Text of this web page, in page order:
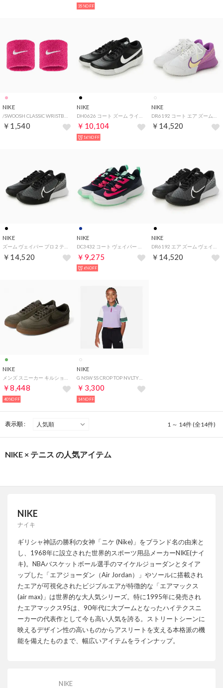
35%OFF
NIKE
￥1,540
NIKE
￥10,104
16%OFF
NIKE
￥14,520
NIKE
￥14,520
NIKE
￥9,275
6%OFF
NIKE
￥14,520
NIKE
￥8,448
40%OFF
NIKE
￥3,300
14%OFF
表示順 : 1 ～ 14件 (全14件)
NIKE × テニス の人気アイテム
NIKE
ナイキ
ギリシャ神話の勝利の女神「ニケ (Nike)」をブランド名の由来と
し、1968年に設立された世界的スポーツ用品メーカーNIKE(ナイ
キ)。NBAバスケットボール選手のマイケルジョーダンとタイア
ップした「エアジョーダン（Air Jordan）」やソールに搭載され
たエアが可視化されたビジブルエアが特徴的な「エアマックス
(air max)」は世界的な大人気シリーズ。特に1995年に発売され
たエアマックス95は、90年代に大ブームとなったハイテクスニ
ーカーの代表作として今も高い人気を誇る。ストリートシーンに
映えるデザイン性の高いものからアスリートを支える本格派の機
能を備えたものまで、幅広いアイテムをラインナップ。
NIKE